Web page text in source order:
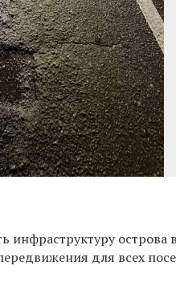
острова
для всех